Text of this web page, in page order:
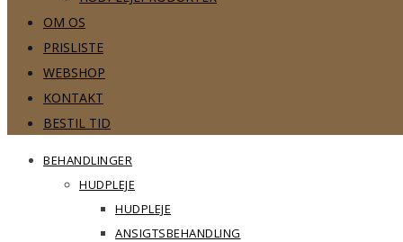
OM OS
PRISLISTE
WEBSHOP
KONTAKT
BESTIL TID
BEHANDLINGER
HUDPLEJE
HUDPLEJE
ANSIGTSBEHANDLING